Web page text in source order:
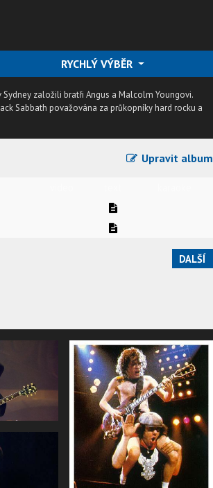
RYCHLÝ VÝBĚR
založili bratři Angus a Malcolm Youngovi.
Sabbath považována za průkopníky hard rocku a
Upravit album
DALŠÍ